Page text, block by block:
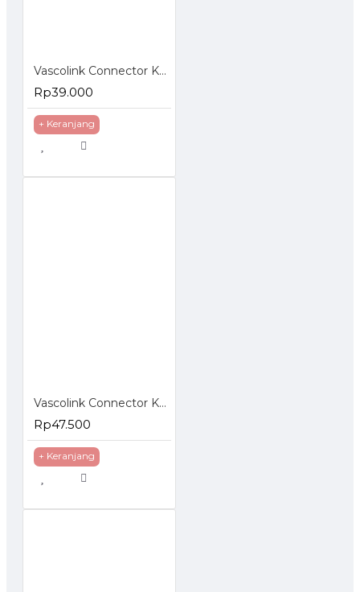
Vascolink Connector Konektor RJ45 Cat 5e Gold Plated 50Pcs
Rp39.000
+ Keranjang
Vascolink Connector Konektor RJ45 Cat 5e EZ Gold Plated 50Pcs
Rp47.500
+ Keranjang